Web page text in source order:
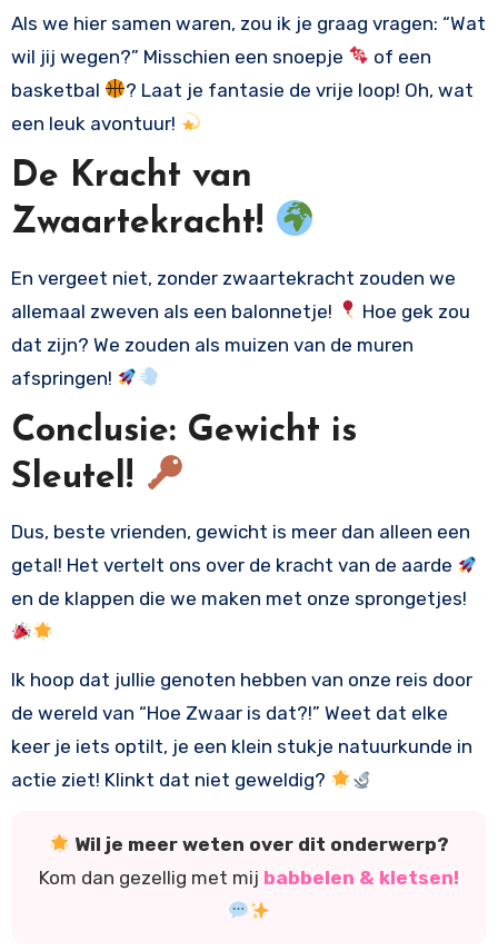
Als we hier samen waren, zou ik je graag vragen: “Wat
wil jij wegen?” Misschien een snoepje
of een
basketbal
? Laat je fantasie de vrije loop! Oh, wat
een leuk avontuur!
De Kracht van
Zwaartekracht!
En vergeet niet, zonder zwaartekracht zouden we
allemaal zweven als een balonnetje!
Hoe gek zou
dat zijn? We zouden als muizen van de muren
afspringen!
Conclusie: Gewicht is
Sleutel!
Dus, beste vrienden, gewicht is meer dan alleen een
getal! Het vertelt ons over de kracht van de aarde
en de klappen die we maken met onze sprongetjes!
Ik hoop dat jullie genoten hebben van onze reis door
de wereld van “Hoe Zwaar is dat?!” Weet dat elke
keer je iets optilt, je een klein stukje natuurkunde in
actie ziet! Klinkt dat niet geweldig?
Wil je meer weten over dit onderwerp?
Kom dan gezellig met mij babbelen & kletsen!